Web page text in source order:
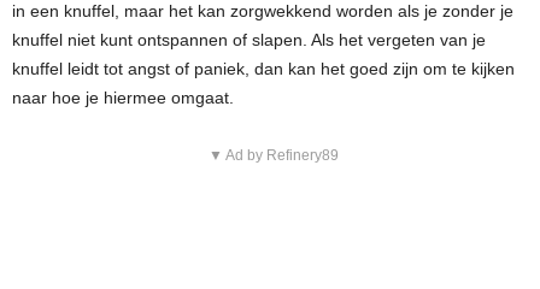
in een knuffel, maar het kan zorgwekkend worden als je zonder je
knuffel niet kunt ontspannen of slapen. Als het vergeten van je
knuffel leidt tot angst of paniek, dan kan het goed zijn om te kijken
naar hoe je hiermee omgaat.
▼ Ad by Refinery89